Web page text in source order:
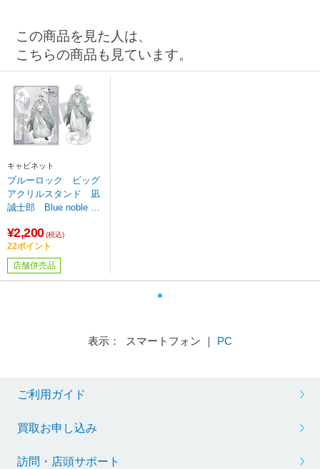
この商品を見た人は、
こちらの商品も見ています。
キャビネット
ブルーロック ビッグ
アクリルスタンド 凪
誠士郎 Blue noble ve
¥2,200 (税込)
22ポイント
店舗併売品
表示： スマートフォン ｜ PC
ご利用ガイド
買取お申し込み
訪問・店頭サポート